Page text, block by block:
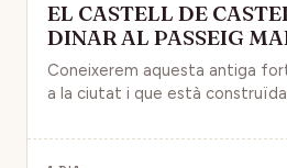
EL CASTELL DE
DINAR AL PASSEIG
SITGES
Coneixerem aquesta antiga
a la ciutat i que està